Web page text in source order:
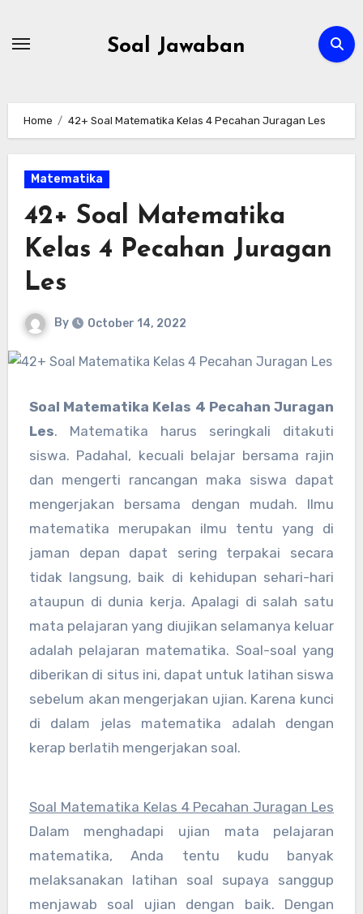
Soal Jawaban
Home 42+ Soal Matematika Kelas 4 Pecahan Juragan Les
Matematika
42+ Soal Matematika
Kelas 4 Pecahan Juragan
Les
By October 14, 2022
Soal Matematika Kelas 4 Pecahan Juragan
Les. Matematika harus seringkali ditakuti
siswa. Padahal, kecuali belajar bersama rajin
dan mengerti rancangan maka siswa dapat
mengerjakan bersama dengan mudah. Ilmu
matematika merupakan ilmu tentu yang di
jaman depan dapat sering terpakai secara
tidak langsung, baik di kehidupan sehari-hari
ataupun di dunia kerja. Apalagi di salah satu
mata pelajaran yang diujikan selamanya keluar
adalah pelajaran matematika. Soal-soal yang
diberikan di situs ini, dapat untuk latihan siswa
sebelum akan mengerjakan ujian. Karena kunci
di dalam jelas matematika adalah dengan
kerap berlatih mengerjakan soal.
Soal Matematika Kelas 4 Pecahan Juragan Les
Dalam menghadapi ujian mata pelajaran
matematika, Anda tentu kudu banyak
melaksanakan latihan soal supaya sanggup
menjawab soal ujian dengan baik. Dengan